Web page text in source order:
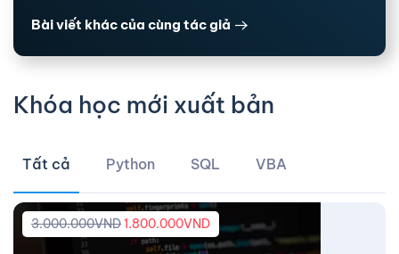
Bài viết khác của cùng tác giả
Khóa học mới xuất bản
Tất cả Python SQL VBA
3.000.000VND1.800.000VND